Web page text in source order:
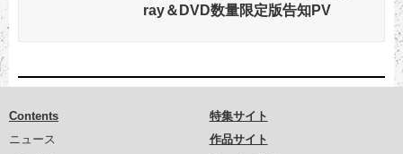
ray＆DVD数量限定版告知PV
Contents
ニュース
特集サイト
作品サイト